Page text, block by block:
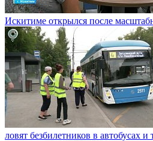
Искитиме открылся после
ловят безбилетников в автобусах и